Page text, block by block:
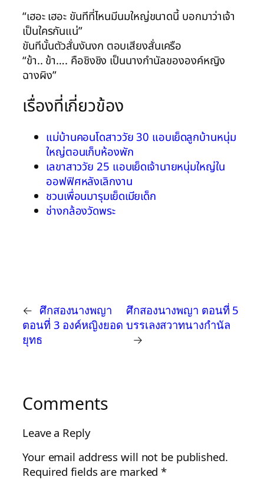
“เฮอะ เฮอะ ขันทีที่ไหนมีนมใหญ่ขนาดนี้ บอกมาว่าเจ้า
เป็นใครกันแน่”
ขันทีนั้นตัวสั่นงันงก ตอบเสียงสั่นเครือ
“ข้า.. ข้า…. คือชิงชิง เป็นนางกำนัลขององค์หญิง
ฉางผิง”
เรื่องที่เกี่ยวข้อง
แม่บ้านคอนโดสาววัย 30 แอบเย็ดลูกบ้านหนุ่ม
ใหญ่ตอนเก็บห้องพัก
เลขาสาววัย 25 แอบเย็ดเจ้านายหนุ่มใหญ่ใน
ออฟฟิศหลังเลิกงาน
ชวนเพื่อนมารุมเย็ดเมียเด็ก
ช่างกล้องวัดพระ
← ศึกสองนางพญา
ตอนที่ 3 องค์หญิงยอด
ยุทธ
ศึกสองนางพญา ตอนที่ 5
บรรเลงสวาทนางกำนัล
→
Comments
Leave a Reply
Your email address will not be published.
Required fields are marked*